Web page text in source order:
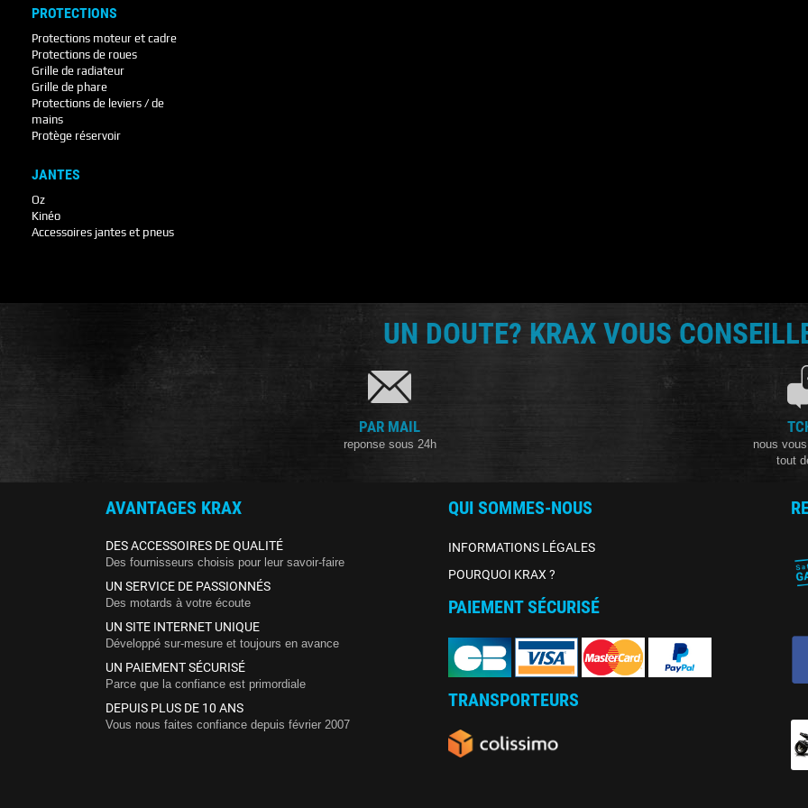
PROTECTIONS
Protections moteur et cadre
Protections de roues
Grille de radiateur
Grille de phare
Protections de leviers / de
mains
Protège réservoir
JANTES
Oz
Kinéo
Accessoires jantes et pneus
UN DOUTE? KRAX VOUS
PAR MAIL
reponse sous 24h
nous
tout
AVANTAGES KRAX
DES ACCESSOIRES DE QUALITÉ
Des fournisseurs choisis pour leur savoir-faire
UN SERVICE DE PASSIONNÉS
Des motards à votre écoute
UN SITE INTERNET UNIQUE
Développé sur-mesure et toujours en avance
UN PAIEMENT SÉCURISÉ
Parce que la confiance est primordiale
DEPUIS PLUS DE 10 ANS
Vous nous faites confiance depuis février 2007
QUI SOMMES-NOUS
INFORMATIONS LÉGALES
POURQUOI KRAX ?
PAIEMENT SÉCURISÉ
TRANSPORTEURS